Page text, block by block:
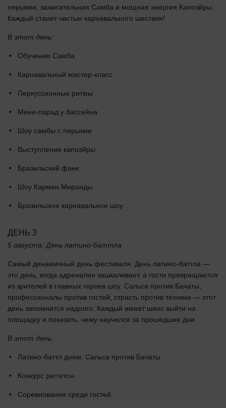
перьями, зажигательная Самба и мощная энергия Капоэйры.
Каждый станет частью карнавального шествия!
В этот день:
Обучение Самба
Карнавальный мастер-класс
Перкуссионные ритмы
Мини-парад у бассейна
Шоу самбы с перьями
Выступление капоэйры
Бразильский фанк
Шоу Кармен Миранды
Бразильское карнавальное шоу
ДЕНЬ З
5 августа: День латино-баттла
Самый динамичный день фестиваля. День латино-баттла —
это день, когда адреналин зашкаливает, а гости превращаются
из зрителей в главных героев шоу. Сальса против Бачаты,
профессионалы против гостей, страсть против техники — этот
день запомнится надолго. Каждый имеет шанс выйти на
площадку и показать, чему научился за прошедшие дни.
В этот день:
Латино-баттл днём: Сальса против Бачаты
Конкурс реггетон
Соревнования среди гостей